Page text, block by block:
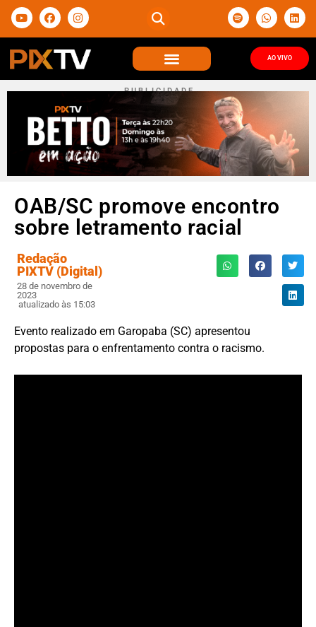
AO VIVO
P U B L I C I D A D E
OAB/SC promove encontro
sobre letramento racial
Redação
PIXTV (Digital)
28 de novembro de
2023
atualizado às 15:03
Evento realizado em Garopaba (SC) apresentou
propostas para o enfrentamento contra o racismo.